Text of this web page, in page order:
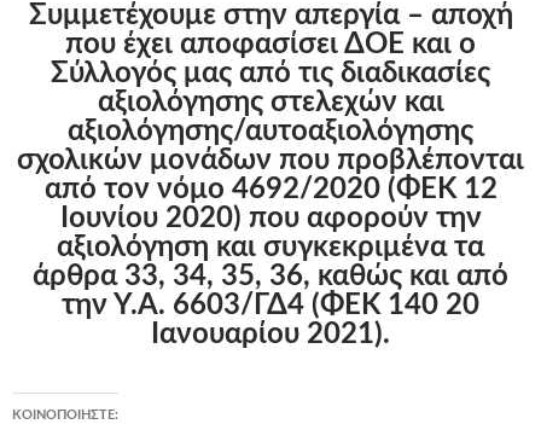
Συμμετέχουμε στην απεργία – αποχή
που έχει αποφασίσει ΔΟΕ και ο
Σύλλογός μας από τις διαδικασίες
αξιολόγησης στελεχών και
αξιολόγησης/αυτοαξιολόγησης
σχολικών μονάδων που προβλέπονται
από τον νόμο 4692/2020 (ΦΕΚ 12
Ιουνίου 2020) που αφορούν την
αξιολόγηση και συγκεκριμένα τα
άρθρα 33, 34, 35, 36, καθώς και από
την Υ.Α. 6603/ΓΔ4 (ΦΕΚ 140 20
Ιανουαρίου 2021).
ΚΟΙΝΟΠΟΙΉΣΤΕ: